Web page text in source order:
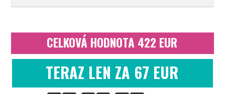
CELKOVÁ HODNOTA 422 EUR
TERAZ LEN ZA 67 EUR